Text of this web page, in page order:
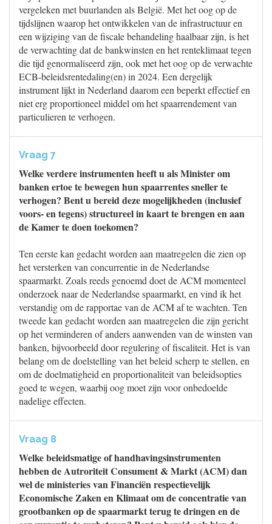
vergeleken met buurlanden als België. Met het oog op de
tijdslijnen waarop het ontwikkelen van de infrastructuur en
een wijziging van de fiscale behandeling haalbaar zijn, is het
de verwachting dat de bankwinsten en het renteklimaat tegen
die tijd genormaliseerd zijn, ook met het oog op de verwachte
ECB-beleidsrentedaling(en) in 2024. Een dergelijk
instrument lijkt in Nederland daarom een beperkt effectief en
niet erg proportioneel middel om het spaarrendement van
particulieren te verhogen.
Vraag 7
Welke verdere instrumenten heeft u als Minister om
banken ertoe te bewegen hun spaarrentes sneller te
verhogen? Bent u bereid deze mogelijkheden (inclusief
voors- en tegens) structureel in kaart te brengen en aan
de Kamer te doen toekomen?
Ten eerste kan gedacht worden aan maatregelen die zien op
het versterken van concurrentie in de Nederlandse
spaarmarkt. Zoals reeds genoemd doet de ACM momenteel
onderzoek naar de Nederlandse spaarmarkt, en vind ik het
verstandig om de rapportae van de ACM af te wachten. Ten
tweede kan gedacht worden aan maatregelen die zijn gericht
op het verminderen of anders aanwenden van de winsten van
banken, bijvoorbeeld door regulering of fiscaliteit. Het is van
belang om de doelstelling van het beleid scherp te stellen, en
om de doelmatigheid en proportionaliteit van beleidsopties
goed te wegen, waarbij oog moet zijn voor onbedoelde
nadelige effecten.
Vraag 8
Welke beleidsmatige of handhavingsinstrumenten
hebben de Autroriteit Consument & Markt (ACM) dan
wel de ministeries van Financiën respectievelijk
Economische Zaken en Klimaat om de concentratie van
grootbanken op de spaarmarkt terug te dringen en de